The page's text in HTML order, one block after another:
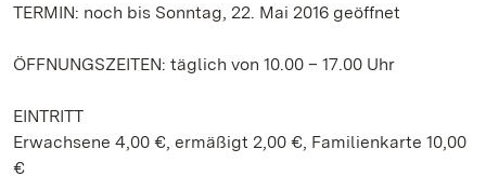
TERMIN: noch bis Sonntag, 22. Mai 2016 geöffnet
ÖFFNUNGSZEITEN: täglich von 10.00 – 17.00 Uhr
EINTRITT
Erwachsene 4,00 €, ermäßigt 2,00 €, Familienkarte 10,00
€